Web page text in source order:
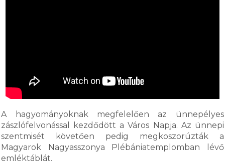
A hagyományoknak megfelelően az ünnepélyes
zászlófelvonással kezdődött a Város Napja. Az ünnepi
szentmisét követően pedig megkoszorúzták a
Magyarok Nagyasszonya Plébániatemplomban lévő
emléktáblát.